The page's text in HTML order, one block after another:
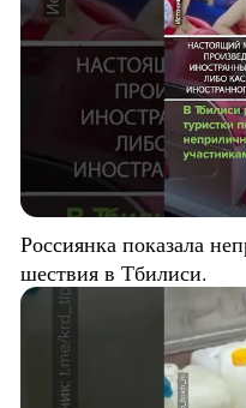
Россиянка показала
шествия в Тбилиси.